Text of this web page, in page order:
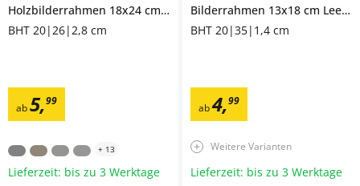
Holzbilderrahmen 18x24 cmIceland
BHT 20|26|2,8 cm
ab5,99
+ 13
Lieferzeit: bis zu 3 Werktage
Bilderrahmen 13x18 cm Leeds
BHT 20|35|1,4 cm
ab4,99
Weitere Varianten
Lieferzeit: bis zu 3 Werktage